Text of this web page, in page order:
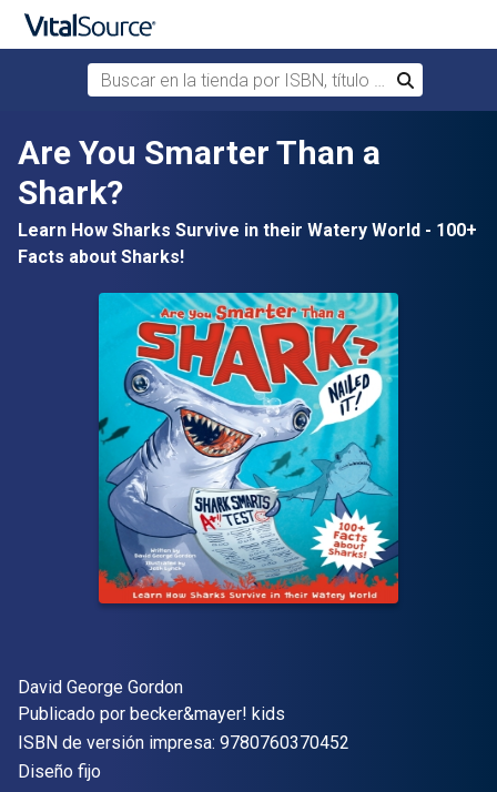
Buscar en la tienda por ISBN, título o autor
Buscar
Are You Smarter Than a
Shark?
Learn How Sharks Survive in their Watery World - 100+
Facts about Sharks!
Autor(es)
David George Gordon
Editor
Publicado por becker&mayer! kids
ISBN de versión impresa: 9780760370452
Formato
Diseño fijo